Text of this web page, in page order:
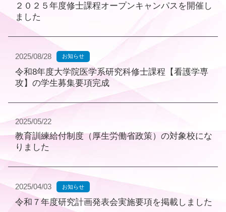
２０２５年度修士課程オープンキャンパスを開催し
ました
2025/08/28 お知らせ
令和8年度大学院医学系研究科修士課程【看護学専
攻】の学生募集要項完成
2025/05/22
教育訓練給付制度（厚生労働省政策）の対象校にな
りました
2025/04/03 お知らせ
令和７年度研究計画発表会実施要項を掲載しました